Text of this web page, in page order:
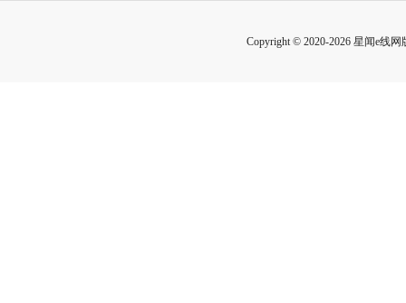
Copyright © 2020-2026 星闻e线